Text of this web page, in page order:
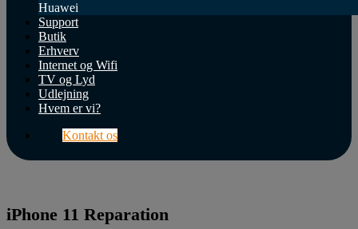
Huawei
Support
Butik
Erhverv
Internet og Wifi
TV og Lyd
Udlejning
Hvem er vi?
Kontakt os
Reparation
Huawei
Reparation
Butik
Erhverv
&
Wifi
iPhone 11 Reparation